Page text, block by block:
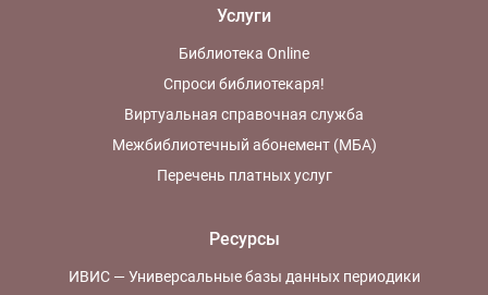
Услуги
Библиотека Online
Спроси библиотекаря!
Виртуальная справочная служба
Межбиблиотечный абонемент (МБА)
Перечень платных услуг
Ресурсы
ИВИС — Универсальные базы данных периодики